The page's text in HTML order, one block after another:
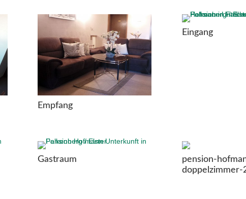
Empfang
Eingang
Gastraum
pension-
doppelzimmer-